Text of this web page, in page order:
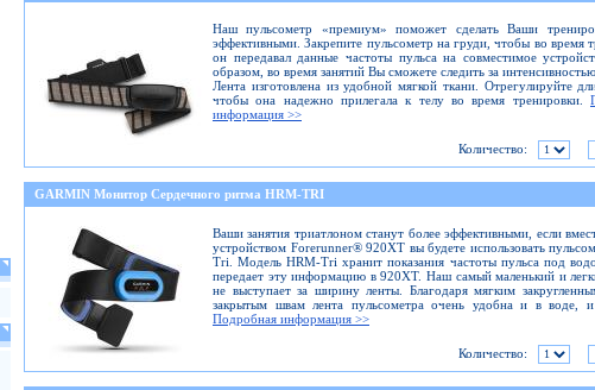
Наш пульсометр «премиум» поможет сделать Ваши
эффективными. Закрепите пульсометр на груди, чтобы во время
он передавал данные частоты пульса на совместимое
образом, во время занятий Вы сможете следить за интенсивностью
Лента изготовлена из удобной мягкой ткани. Отрегулируйте
чтобы она надежно прилегала к телу во время тренировки.
информация >>
Количество:
GARMIN Монитор Сердечного ритма HRM-TRI
Ваши занятия триатлоном станут более эффективными, если
устройством Forerunner® 920XT вы будете использовать
Tri. Модель HRM-Tri хранит показания частоты пульса под
передает эту информацию в 920XT. Наш самый маленький и
не выступает за ширину ленты. Благодаря мягким
закрытым швам лента пульсометра очень удобна и в воде,
Подробная информация >>
Количество: